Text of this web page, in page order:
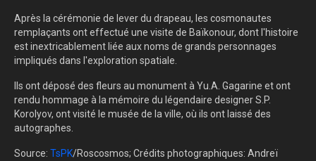
Après la cérémonie de lever du drapeau, les cosmonautes
remplaçants ont effectué une visite de Baïkonour, dont l'histoire
est inextricablement liée aux noms de grands personnages
impliqués dans l'exploration spatiale.
Ils ont déposé des fleurs au monument à Yu.A. Gagarine et ont
rendu hommage à la mémoire du légendaire designer S.P.
Korolyov, ont visité le musée de la ville, où ils ont laissé des
autographes.
Source: TsPK/Roscosmos; Crédits photographiques: Andreï